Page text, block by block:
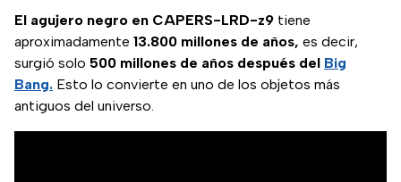
El agujero negro en CAPERS-LRD-z9 tiene
aproximadamente 13.800 millones de años, es decir,
surgió solo 500 millones de años después del Big
Bang. Esto lo convierte en uno de los objetos más
antiguos del universo.